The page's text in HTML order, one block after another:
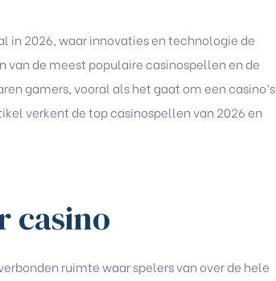
in 2026, waar innovaties en technologie de
van de meest populaire casinospellen en de
gamers, vooral als het gaat om een casino’s
verkent de top casinospellen van 2026 en
casino
ruimte waar spelers van over de hele